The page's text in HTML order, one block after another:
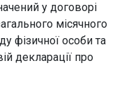
у договорі
місячного
фізичної особи та
декларації про